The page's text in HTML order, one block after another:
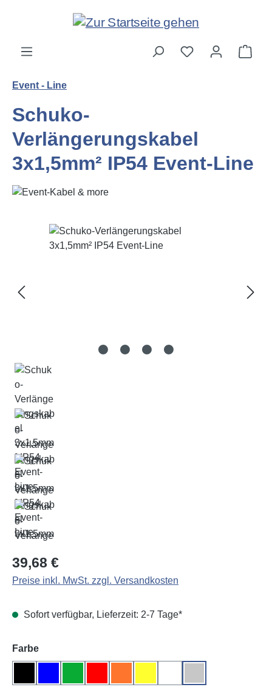
Zum Hauptinhalt springen
Event - Line
Schuko-
Verlängerungskabel
3x1,5mm² IP54 Event-Line
Bildergalerie überspringen
Regulärer Preis:
39,68 €
Preise inkl. MwSt. zzgl. Versandkosten
Sofort verfügbar, Lieferzeit: 2-7 Tage*
Farbeauswählen